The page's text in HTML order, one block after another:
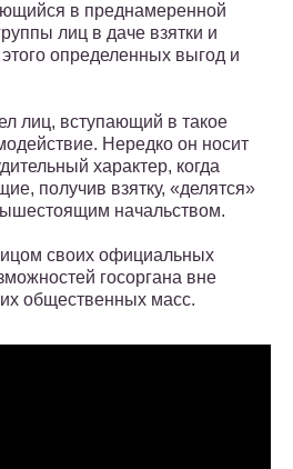
в преднамеренной
лиц в даче взятки и
определенных выгод и
лиц, вступающий в такое
Нередко он носит
характер, когда
получив взятку, «делятся»
начальством.
своих официальных
госоргана вне
общественных масс.